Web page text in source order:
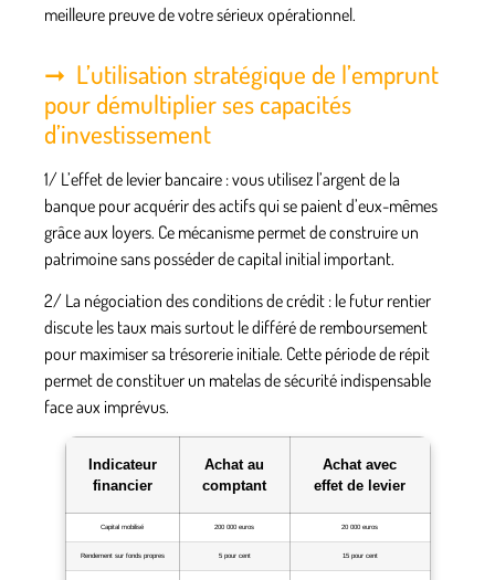
meilleure preuve de votre sérieux opérationnel.
L’utilisation stratégique de l’emprunt
pour démultiplier ses capacités
d’investissement
1/ L’effet de levier bancaire : vous utilisez l’argent de la
banque pour acquérir des actifs qui se paient d’eux-mêmes
grâce aux loyers. Ce mécanisme permet de construire un
patrimoine sans posséder de capital initial important.
2/ La négociation des conditions de crédit : le futur rentier
discute les taux mais surtout le différé de remboursement
pour maximiser sa trésorerie initiale. Cette période de répit
permet de constituer un matelas de sécurité indispensable
face aux imprévus.
Indicateur
financier
Achat au
comptant
Achat avec
effet de levier
Capital mobilisé 200 000 euros 20 000 euros
Rendement sur fonds propres 5 pour cent 15 pour cent